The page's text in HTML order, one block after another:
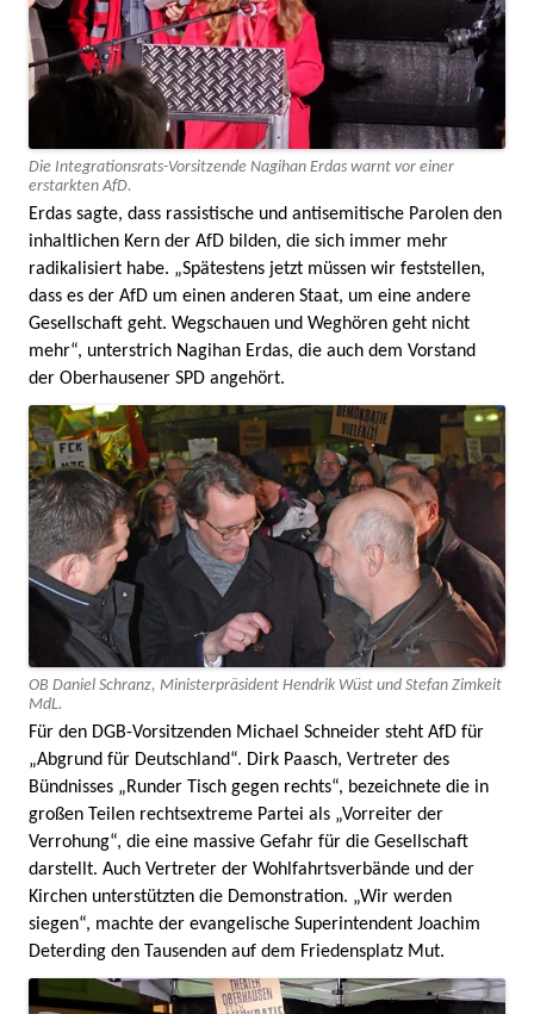
Die Integrationsrats-Vorsitzende Nagihan Erdas warnt vor einer
erstarkten AfD.
Erdas sagte, dass rassistische und antisemitische Parolen den
inhaltlichen Kern der AfD bilden, die sich immer mehr
radikalisiert habe. „Spätestens jetzt müssen wir feststellen,
dass es der AfD um einen anderen Staat, um eine andere
Gesellschaft geht. Wegschauen und Weghören geht nicht
mehr“, unterstrich Nagihan Erdas, die auch dem Vorstand
der Oberhausener SPD angehört.
OB Daniel Schranz, Ministerpräsident Hendrik Wüst und Stefan Zimkeit
MdL.
Für den DGB-Vorsitzenden Michael Schneider steht AfD für
„Abgrund für Deutschland“. Dirk Paasch, Vertreter des
Bündnisses „Runder Tisch gegen rechts“, bezeichnete die in
großen Teilen rechtsextreme Partei als „Vorreiter der
Verrohung“, die eine massive Gefahr für die Gesellschaft
darstellt. Auch Vertreter der Wohlfahrtsverbände und der
Kirchen unterstützten die Demonstration. „Wir werden
siegen“, machte der evangelische Superintendent Joachim
Deterding den Tausenden auf dem Friedensplatz Mut.